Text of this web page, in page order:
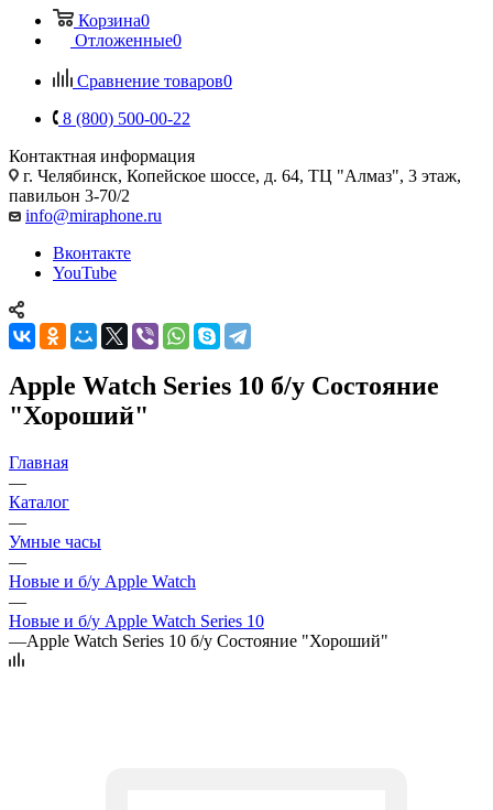
Корзина0
Отложенные0
Сравнение товаров0
8 (800) 500-00-22
Контактная информация
г. Челябинск, Копейское шоссе, д. 64, ТЦ "Алмаз", 3 этаж,
павильон 3-70/2
info@miraphone.ru
Вконтакте
YouTube
Apple Watch Series 10 б/у Состояние
"Хороший"
Главная
—
Каталог
—
Умные часы
—
Новые и б/у Apple Watch
—
Новые и б/у Apple Watch Series 10
—Apple Watch Series 10 б/у Состояние "Хороший"